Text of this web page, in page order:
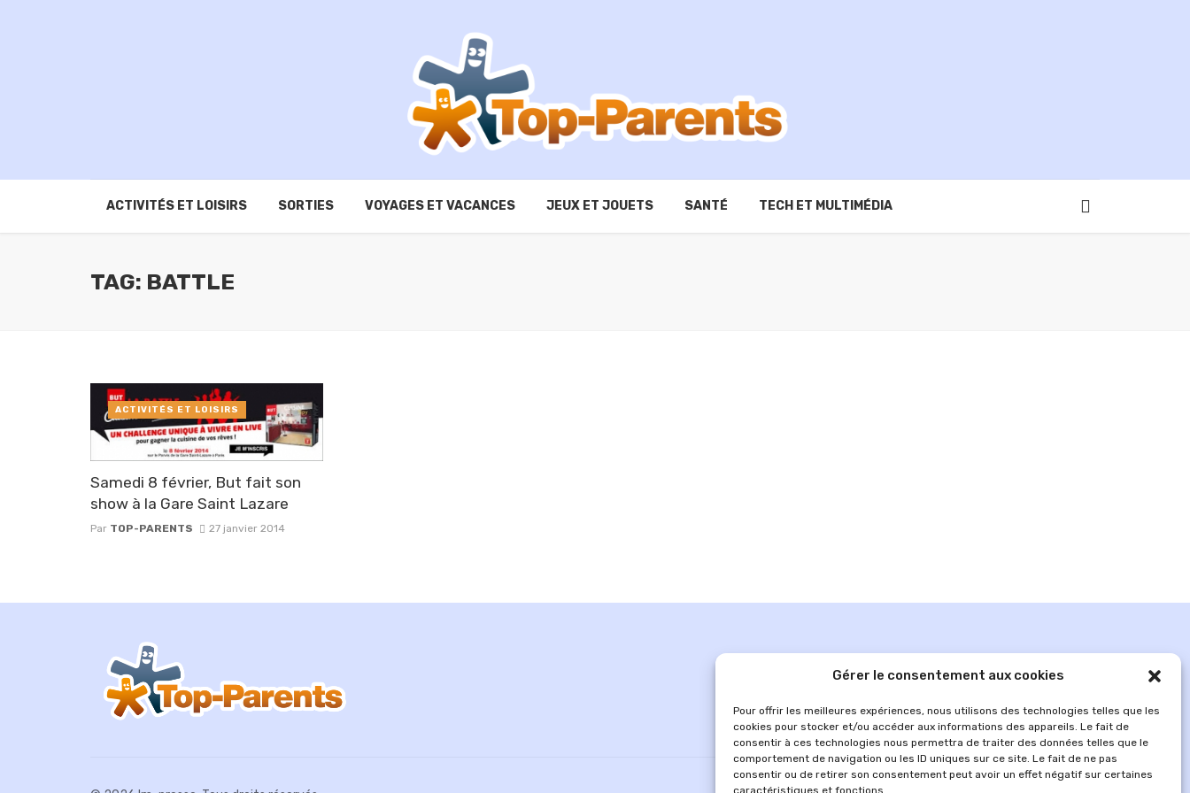
Gérer le consentement aux cookies
Pour offrir les meilleures expériences, nous utilisons des technologies telles que les
cookies pour stocker et/ou accéder aux informations des appareils. Le fait de
consentir à ces technologies nous permettra de traiter des données telles que le
comportement de navigation ou les ID uniques sur ce site. Le fait de ne pas
consentir ou de retirer son consentement peut avoir un effet négatif sur certaines
caractéristiques et fonctions.
ACTIVITÉS ET LOISIRS SORTIES VOYAGES ET VACANCES JEUX ET JOUETS SANTÉ TECH ET MULTIMÉDIA
TAG: BATTLE
Samedi 8 février, But fait son
show à la Gare Saint Lazare
Par TOP-PARENTS 27 janvier 2014
ACTIVITÉS ET LOISIRS